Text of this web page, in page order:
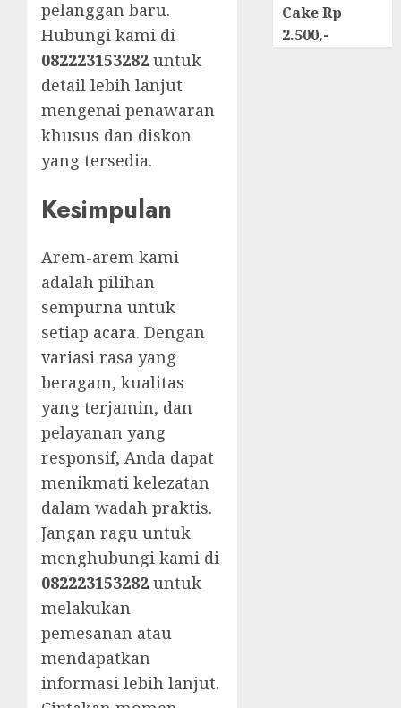
pelanggan baru.
Hubungi kami di
082223153282 untuk
detail lebih lanjut
mengenai penawaran
khusus dan diskon
yang tersedia.
Kesimpulan
Arem-arem kami
adalah pilihan
sempurna untuk
setiap acara. Dengan
variasi rasa yang
beragam, kualitas
yang terjamin, dan
pelayanan yang
responsif, Anda dapat
menikmati kelezatan
dalam wadah praktis.
Jangan ragu untuk
menghubungi kami di
082223153282 untuk
melakukan
pemesanan atau
mendapatkan
informasi lebih lanjut.
Cake Rp
2.500,-